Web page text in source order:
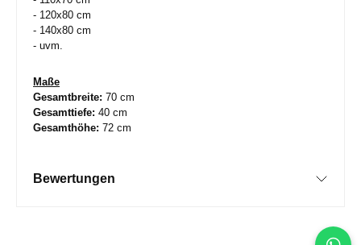
- 120x80 cm
- 140x80 cm
- uvm.
Maße
Gesamtbreite: 70 cm
Gesamttiefe: 40 cm
Gesamthöhe: 72 cm
Bewertungen